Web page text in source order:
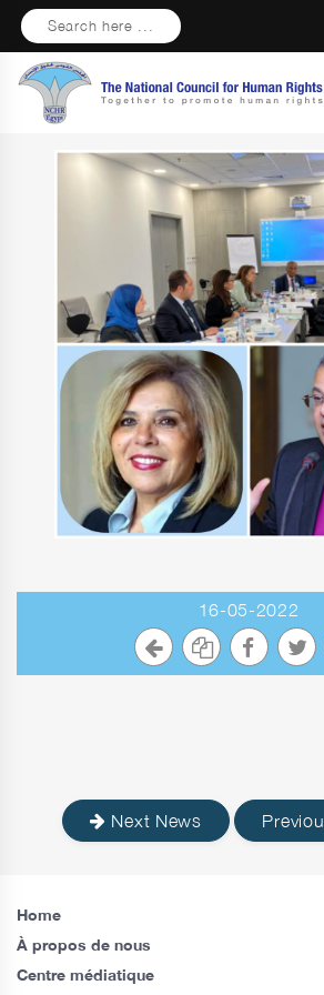
Search here ...
16-05-2022
Next News
Home
À propos de nous
Centre médiatique